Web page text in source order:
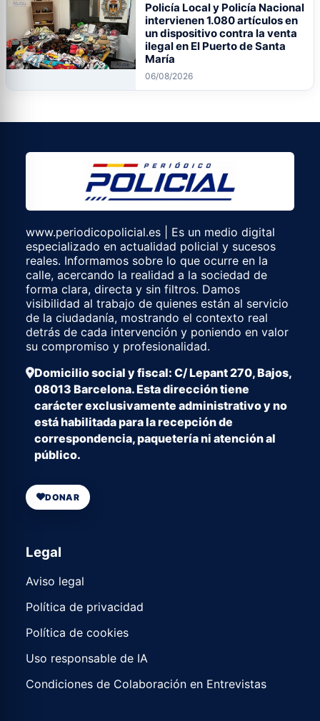
Policía Local y Policía Nacional
intervienen 1.080 artículos en
un dispositivo contra la venta
ilegal en El Puerto de Santa
María
06/08/2026
www.periodicopolicial.es | Es un medio digital
especializado en actualidad policial y sucesos
reales. Informamos sobre lo que ocurre en la
calle, acercando la realidad a la sociedad de
forma clara, directa y sin filtros. Damos
visibilidad al trabajo de quienes están al servicio
de la ciudadanía, mostrando el contexto real
detrás de cada intervención y poniendo en valor
su compromiso y profesionalidad.
Domicilio social y fiscal: C/ Lepant 270, Bajos,
08013 Barcelona. Esta dirección tiene
carácter exclusivamente administrativo y no
está habilitada para la recepción de
correspondencia, paquetería ni atención al
público.
DONAR
Legal
Aviso legal
Política de privacidad
Política de cookies
Uso responsable de IA
Condiciones de Colaboración en Entrevistas